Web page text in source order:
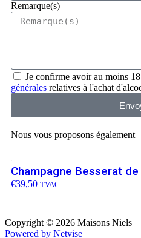
Remarque(s)
Je confirme avoir au moins
générales relatives à l'achat
Nous vous proposons également
Champagne Besserat
€39,50 TVAC
Copyright © 2026 Maisons Niels
Powered by Netvise